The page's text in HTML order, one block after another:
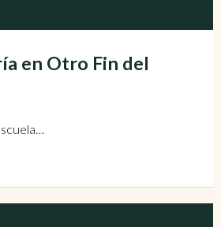
en Otro Fin del